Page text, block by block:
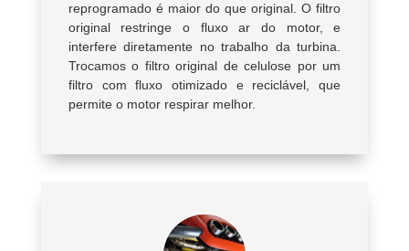
reprogramado é maior do que original. O filtro
original restringe o fluxo ar do motor, e
interfere diretamente no trabalho da turbina.
Trocamos o filtro original de celulose por um
filtro com fluxo otimizado e reciclável, que
permite o motor respirar melhor.